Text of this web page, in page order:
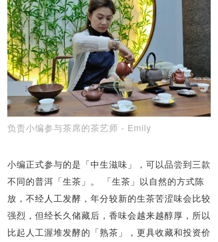
负责小编参与茶席的茶艺师 - Emily
小编正式参与的是「中生滋味」，可以品尝到三款
不同的普洱「生茶」。 「生茶」以自然的方式陈
放，不经人工发酵，年分较新的生茶苦涩味会比较
强烈，但经长久储藏后，香味会越来越醇厚，所以
比起人工渥堆发酵的「熟茶」，更具收藏和投资价